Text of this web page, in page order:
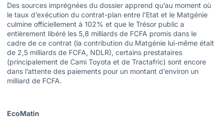
Des sources imprégnées du dossier apprend qu’au moment où
le taux d’exécution du contrat-plan entre l’Etat et le Matgénie
culmine officiellement à 102% et que le Trésor public a
entièrement libéré les 5,8 milliards de FCFA promis dans le
cadre de ce contrat (la contribution du Matgénie lui-même était
de 2,5 milliards de FCFA, NDLR), certains prestataires
(principalement de Cami Toyota et de Tractafric) sont encore
dans l’attente des paiements pour un montant d’environ un
milliard de FCFA.
EcoMatin